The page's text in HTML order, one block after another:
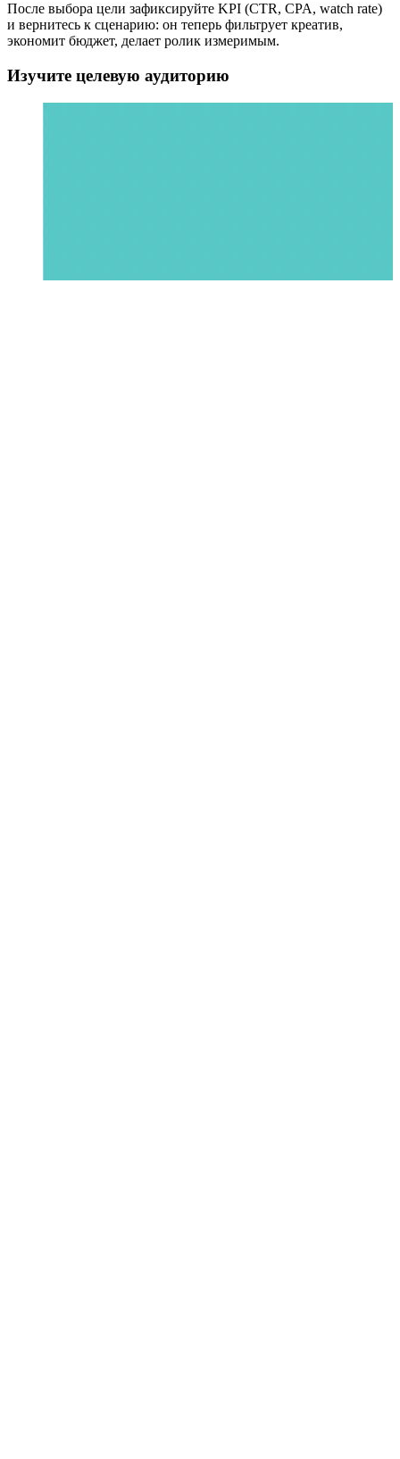
После выбора цели зафиксируйте KPI (CTR, CPA, watch rate)
и вернитесь к сценарию: он теперь фильтрует креатив,
экономит бюджет, делает ролик измеримым.
Изучите целевую аудиторию